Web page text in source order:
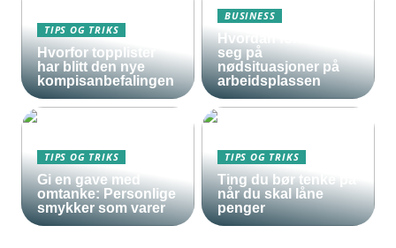
TIPS OG TRIKS
Hvorfor topplister
har blitt den nye
kompisanbefalingen
BUSINESS
Hvordan forberede
seg på
nødsituasjoner på
arbeidsplassen
TIPS OG TRIKS
Gi en gave med
omtanke: Personlige
smykker som varer
TIPS OG TRIKS
Ting du bør tenke på
når du skal låne
penger